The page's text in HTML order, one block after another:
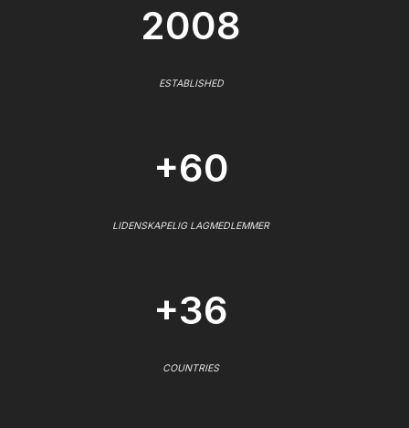
2008
ESTABLISHED
+60
LIDENSKAPELIG LAGMEDLEMMER
+36
COUNTRIES